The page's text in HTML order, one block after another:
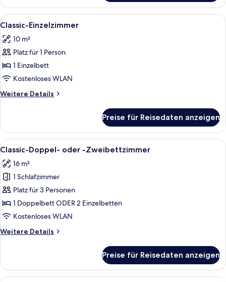
Doppelzimmer
(Smart)
Alle
Fotos
für
Classic-
Einzelzimmer
anzeigen
Ein Hotelzimmer mit einem Bett,
5
Classic-Einzelzimmer
10 m²
Platz für 1 Person
1 Einzelbett
Kostenloses WLAN
Weitere Details
Weitere
Einzelzimmer
Preise für Reisedaten anzeigen
Alle
Fotos
für
Classic-
Doppel-
oder
-
anzeigen
Ein Hotelzimmer mit Bett,
6
Classic-Doppel- oder -Zweibettzimmer
16 m²
1 Schlafzimmer
Platz für 3 Personen
1 Doppelbett ODER 2 Einzelbetten
Kostenloses WLAN
Weitere Details
Weitere
Doppel-
oder
Preise für Reisedaten anzeigen
Ein Hotelzimmer mit zwei Betten,